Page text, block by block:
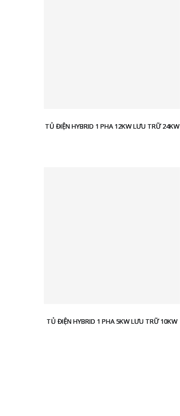
TỦ ĐIỆN HYBRID 1 PHA 12KW LƯU TRỮ 24KW
TỦ ĐIỆN HYBRID 1 PHA 5KW LƯU TRỮ 10KW